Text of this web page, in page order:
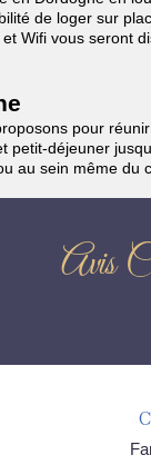
de loger sur
Wifi vous seront
pour
déjeuner
au sein même du
Avis